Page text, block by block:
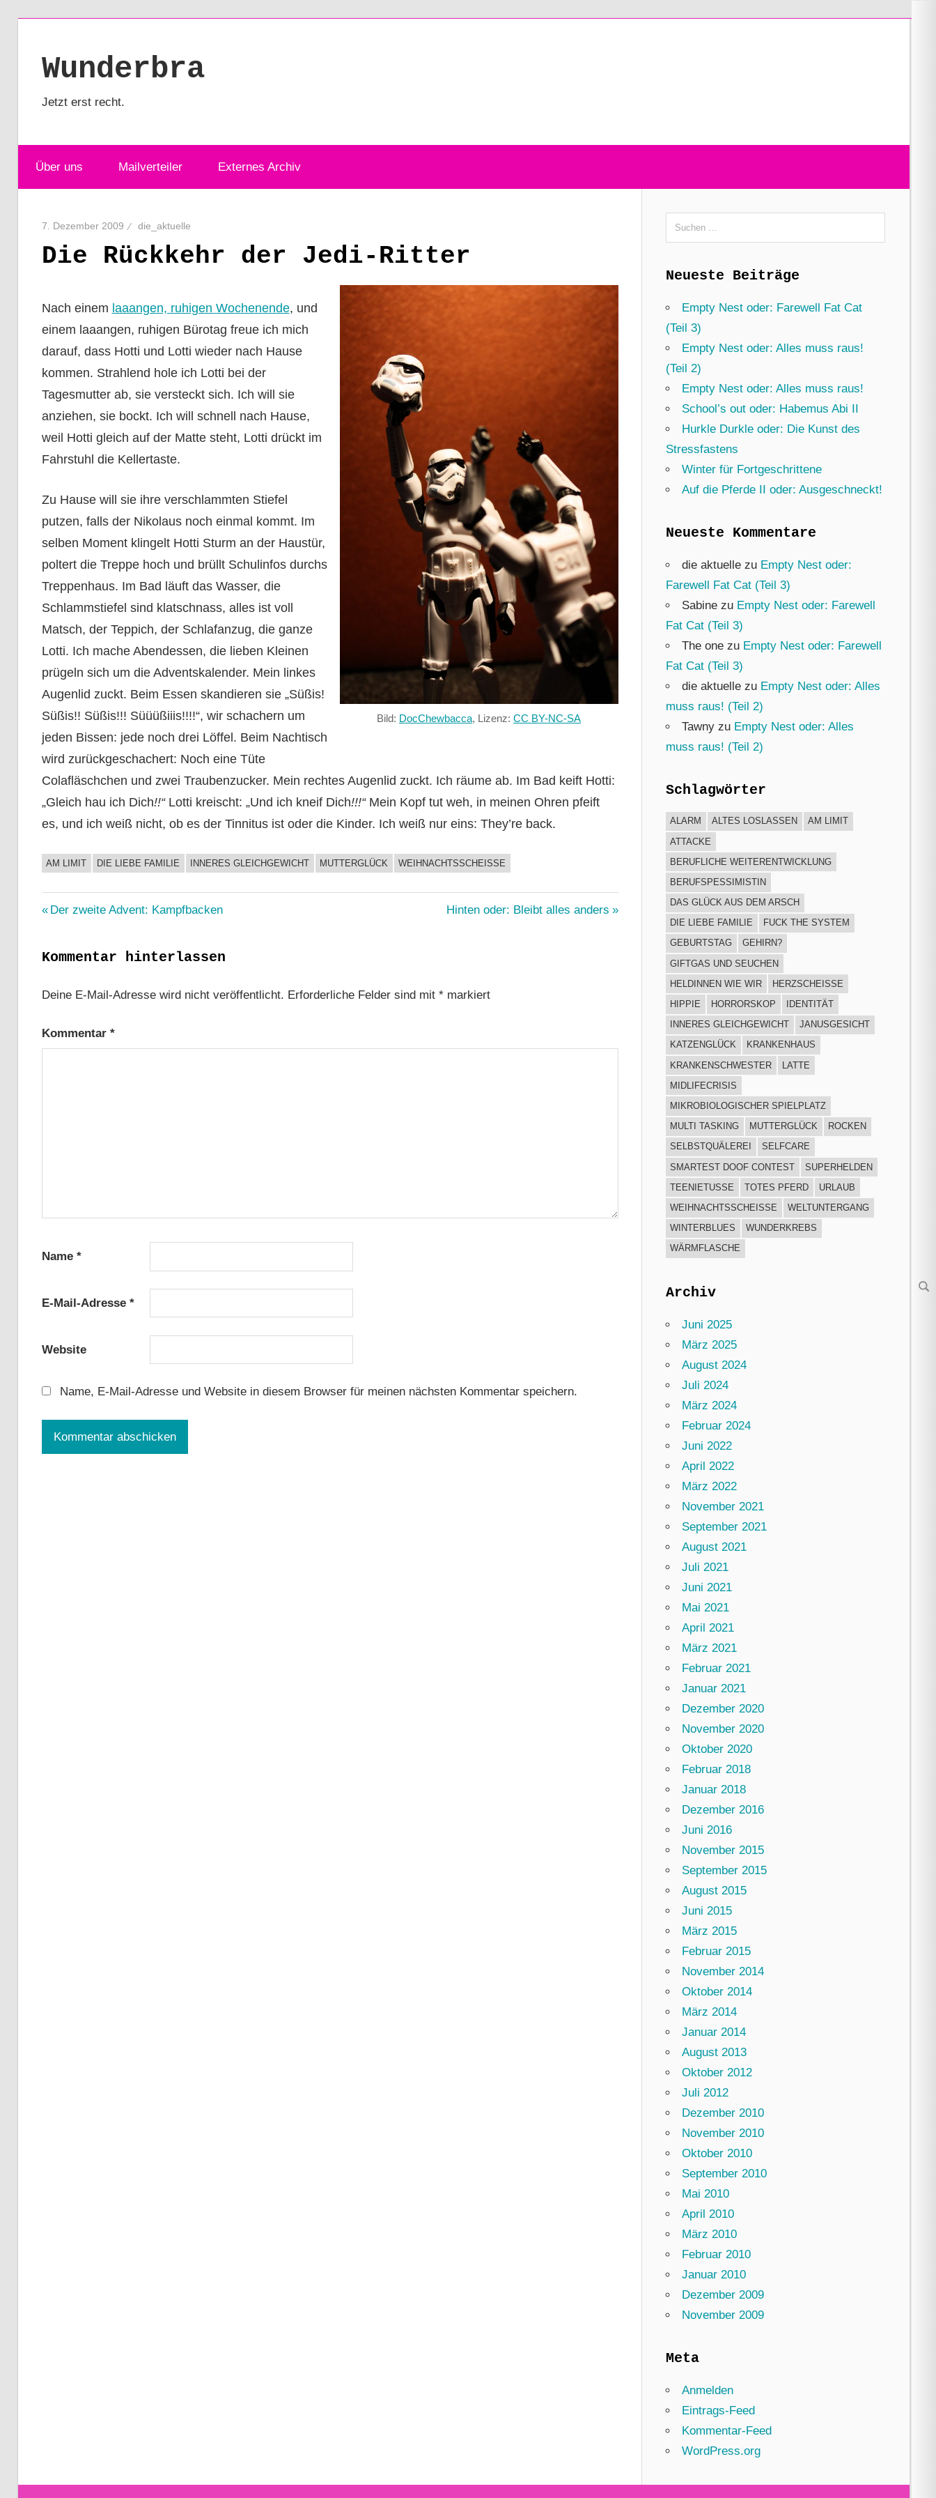
springenWunderbra
Jetzt erst recht.
Über uns Mailverteiler Externes Archiv
7. Dezember 2009 die_aktuelle
Die Rückkehr der Jedi-Ritter
Bild: DocChewbacca, Lizenz: CC BY-NC-SA
Nach einem laaangen, ruhigen Wochenende, und
einem laaangen, ruhigen Bürotag freue ich mich
darauf, dass Hotti und Lotti wieder nach Hause
kommen. Strahlend hole ich Lotti bei der
Tagesmutter ab, sie versteckt sich. Ich will sie
anziehen, sie bockt. Ich will schnell nach Hause,
weil Hotti gleich auf der Matte steht, Lotti drückt im
Fahrstuhl die Kellertaste.
Zu Hause will sie ihre verschlammten Stiefel
putzen, falls der Nikolaus noch einmal kommt. Im
selben Moment klingelt Hotti Sturm an der Haustür,
poltert die Treppe hoch und brüllt Schulinfos durchs
Treppenhaus. Im Bad läuft das Wasser, die
Schlammstiefel sind klatschnass, alles ist voll
Matsch, der Teppich, der Schlafanzug, die ganze
Lotti. Ich mache Abendessen, die lieben Kleinen
prügeln sich um die Adventskalender. Mein linkes
Augenlid zuckt. Beim Essen skandieren sie „Süßis!
Süßis!! Süßis!!! Süüüßiiis!!!!“, wir schachern um
jeden Bissen: jede noch drei Löffel. Beim Nachtisch
wird zurückgeschachert: Noch eine Tüte
Colafläschchen und zwei Traubenzucker. Mein rechtes Augenlid zuckt. Ich räume ab. Im Bad keift Hotti:
„Gleich hau ich Dich!!“Lotti kreischt: „Und ich kneif Dich!!!“Mein Kopf tut weh, in meinen Ohren pfeift
es, und ich weiß nicht, ob es der Tinnitus ist oder die Kinder. Ich weiß nur eins: They’re back.
UNCATEGORIZED
AM LIMIT DIE LIEBE FAMILIE INNERES GLEICHGEWICHT MUTTERGLÜCK WEIHNACHTSSCHEISSE
Beitragsnavigation
Vorheriger
Der zweite Advent: Kampfbacken
Nächster
Hinten oder: Bleibt alles anders
Kommentar hinterlassen
Deine E-Mail-Adresse wird nicht veröffentlicht. Erforderliche Felder sind mit *markiert
Kommentar *
Name *
E-Mail-Adresse *
Website
Name, E-Mail-Adresse und Website in diesem Browser für meinen nächsten Kommentar speichern.
Suchen
nach:
Neueste Beiträge
Empty Nest oder: Farewell Fat Cat
(Teil 3)
Empty Nest oder: Alles muss raus!
(Teil 2)
Empty Nest oder: Alles muss raus!
School’s out oder: Habemus Abi II
Hurkle Durkle oder: Die Kunst des
Stressfastens
Winter für Fortgeschrittene
Auf die Pferde II oder: Ausgeschneckt!
Neueste Kommentare
die aktuellezu Empty Nest oder:
Farewell Fat Cat (Teil 3)
Sabinezu Empty Nest oder: Farewell
Fat Cat (Teil 3)
The onezu Empty Nest oder: Farewell
Fat Cat (Teil 3)
die aktuellezu Empty Nest oder: Alles
muss raus! (Teil 2)
Tawnyzu Empty Nest oder: Alles
muss raus! (Teil 2)
Schlagwörter
ALARM ALTES LOSLASSEN
AM LIMIT
ATTACKE
BERUFLICHE WEITERENTWICKLUNG
BERUFSPESSIMISTIN
DAS GLÜCK AUS DEM ARSCH
DIE LIEBE FAMILIE
FUCK THE SYSTEM
GEBURTSTAG
GEHIRN?
GIFTGAS UND SEUCHEN
HELDINNEN WIE WIR
HERZSCHEISSE
HIPPIE
HORRORSKOP
IDENTITÄT
INNERES GLEICHGEWICHT
JANUSGESICHT
KATZENGLÜCK
KRANKENHAUS
KRANKENSCHWESTER
LATTE
MIDLIFECRISIS
MIKROBIOLOGISCHER SPIELPLATZ
MULTI TASKING
MUTTERGLÜCK
ROCKEN
SELBSTQUÄLEREI
SELFCARE
SMARTEST DOOF CONTEST
SUPERHELDEN
TEENIETUSSE
TOTES PFERD
URLAUB
WEIHNACHTSSCHEISSE
WELTUNTERGANG
WINTERBLUES
WUNDERKREBS
WÄRMFLASCHE
Archiv
Juni 2025
März 2025
August 2024
Juli 2024
März 2024
Februar 2024
Juni 2022
April 2022
März 2022
November 2021
September 2021
August 2021
Juli 2021
Juni 2021
Mai 2021
April 2021
März 2021
Februar 2021
Januar 2021
Dezember 2020
November 2020
Oktober 2020
Februar 2018
Januar 2018
Dezember 2016
Juni 2016
November 2015
September 2015
August 2015
Juni 2015
März 2015
Februar 2015
November 2014
Oktober 2014
März 2014
Januar 2014
August 2013
Oktober 2012
Juli 2012
Dezember 2010
November 2010
Oktober 2010
September 2010
Mai 2010
April 2010
März 2010
Februar 2010
Januar 2010
Dezember 2009
November 2009
Meta
Anmelden
Eintrags-Feed
Kommentar-Feed
WordPress.org